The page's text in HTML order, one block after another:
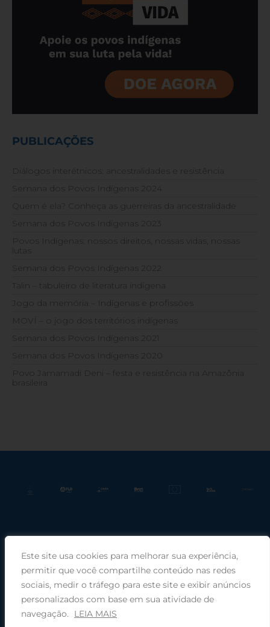
Este site usa cookies para melhorar sua experiência,
permitir que você compartilhe conteúdo nas redes
sociais, medir o tráfego para este site e exibir anúncios
personalizados com base em sua atividade de
navegação.
LEIA MAIS
PUBLICAÇÕES
Diálogos interétnicos: ancestralidades e resistência
Semana dos Povos Indígenas 2024
Quem é ela? Conheça as guerreiras da ancestralidade
Semana dos Povos Indígenas 2023
Povos Indígenas: nossos direitos, nossas vidas, nossas
lutas
Semana dos Povos Indígenas 2022
Talin – tabuleiro de literatura indígena
Jogo da memória – Indígenas e profissões
MOVÍ – o jogo dos territórios indígenas
Semana dos Povos Indígenas 2021
Semana dos Povos Indígenas 2020
Povo Jamamadi Deni – festa e resistência na Amazônia
brasileira
Praça Rui Barbosa, 220, sala 66, Porto Alegre, RS, 90030-100 |
Telefone: (51) 99949-1120